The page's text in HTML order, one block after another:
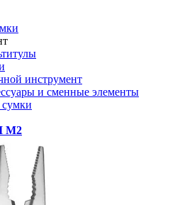
инструмент
и сменные элементы
M2